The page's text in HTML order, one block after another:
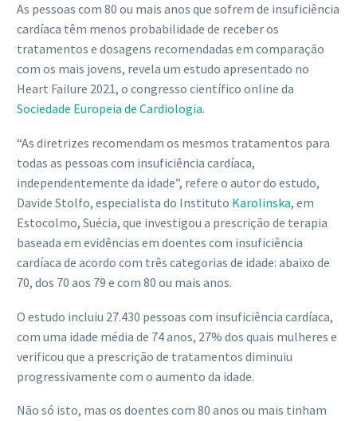
As pessoas com 80 ou mais anos que sofrem de insuficiência
cardíaca têm menos probabilidade de receber os
tratamentos e dosagens recomendadas em comparação
com os mais jovens, revela um estudo apresentado no
Heart Failure 2021, o congresso científico online da
Sociedade Europeia de Cardiologia.
“As diretrizes recomendam os mesmos tratamentos para
todas as pessoas com insuficiência cardíaca,
independentemente da idade”, refere o autor do estudo,
Davide Stolfo, especialista do Instituto Karolinska, em
Estocolmo, Suécia, que investigou a prescrição de terapia
baseada em evidências em doentes com insuficiência
cardíaca de acordo com três categorias de idade: abaixo de
70, dos 70 aos 79 e com 80 ou mais anos.
O estudo incluiu 27.430 pessoas com insuficiência cardíaca,
com uma idade média de 74 anos, 27% dos quais mulheres e
verificou que a prescrição de tratamentos diminuiu
progressivamente com o aumento da idade.
Não só isto, mas os doentes com 80 anos ou mais tinham